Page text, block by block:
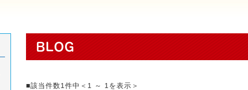
BLOG
■該当件数1件中＜1 ～ 1を表示＞